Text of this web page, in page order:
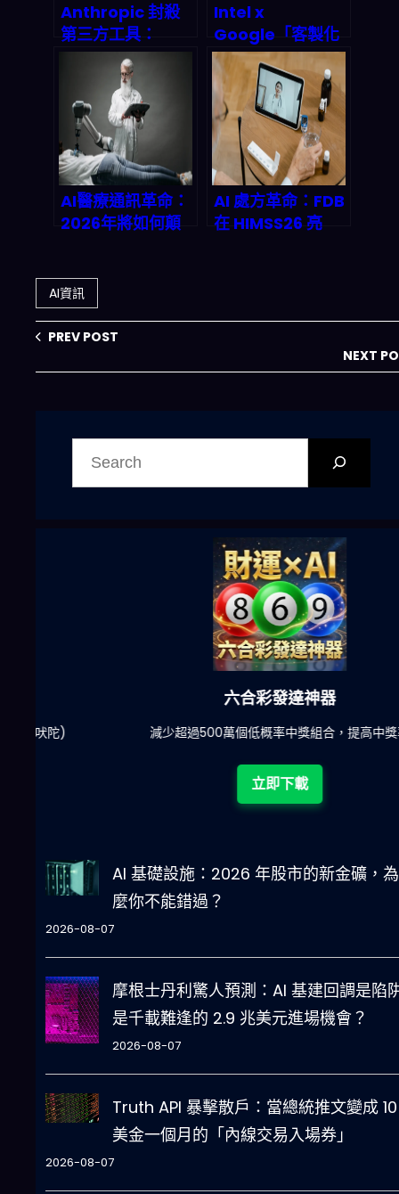
Anthropic 封殺
第三方工具：
Claude 訂閱制大
變天，開發者
2026 該何去何
從？
Intel x
Google「客製化
AI silicon」合
體：為什麼 2026-
2027 的資料中心
會更吃 CPU 與
IPU？
AI醫療通訊革命：
2026年將如何顛
AI 處方革命：FDB
在 HIMSS26 亮
AI資訊
PREV POST
NEXT
六合彩發達神器
減少超過500萬個低概率中獎組合，提高中獎率
立即下載
AI 基礎設施：2026 年股市的新金礦，
麼你不能錯過？
2026-08-07
摩根士丹利驚人預測：AI 基建回調是陷
是千載難逢的 2.9 兆美元進場機會？
2026-08-07
Truth API 暴擊散戶：當總統推文變成
美金一個月的「內線交易入場券」
2026-08-07